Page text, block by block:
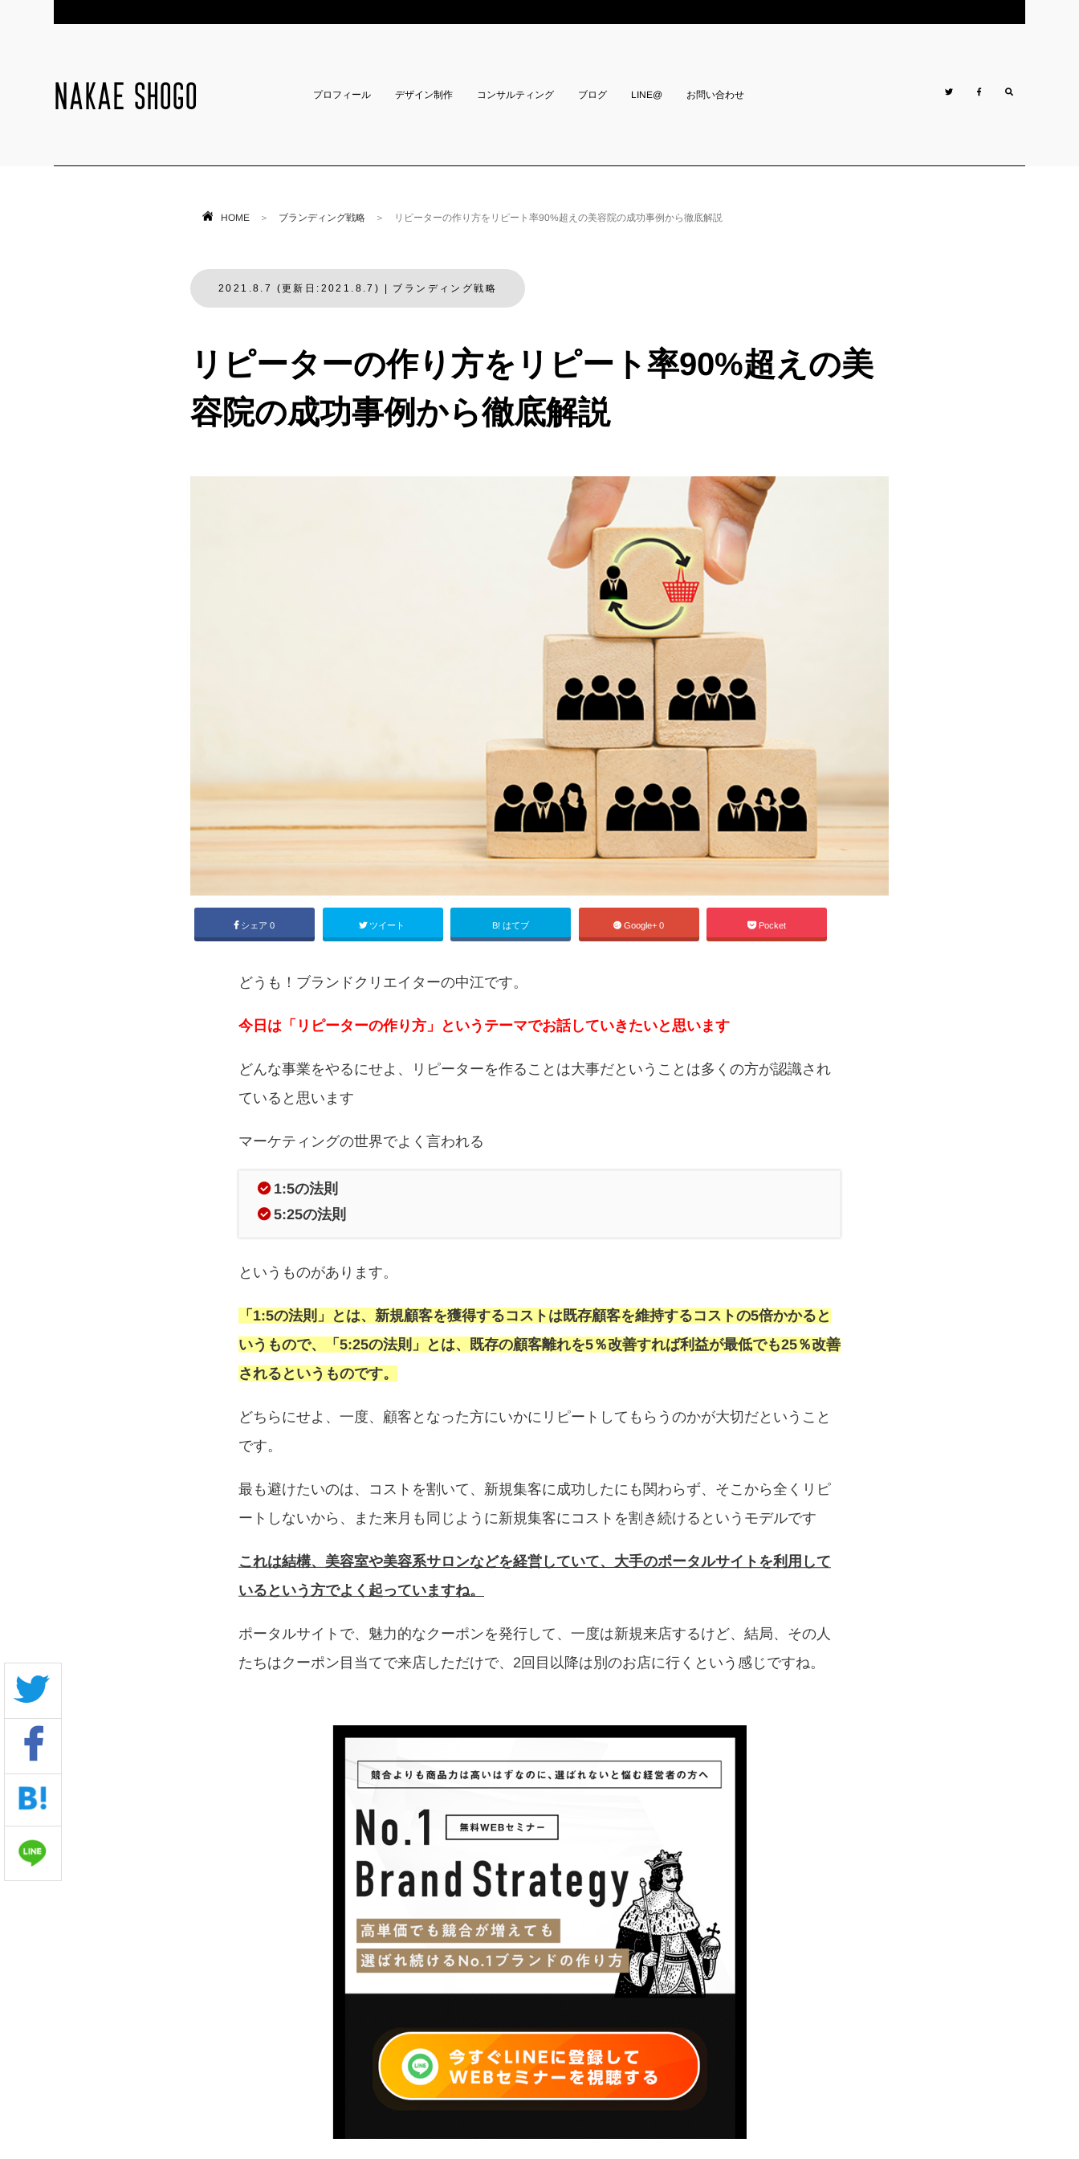
NAKAE SHOGO プロフィール デザイン制作 コンサルティング ブログ LINE@ お問い合わせ
HOME＞ ブランディング戦略＞ リピーターの作り方をリピート率90%超えの美容院の成功事例から徹底解説
2021.8.7 (更新日:2021.8.7) ブランディング戦略
リピーターの作り方をリピート率90%超えの美
容院の成功事例から徹底解説
シェア0 ツイート B! はてブ Google+0 Pocket
どうも！ブランドクリエイターの中江です。
今日は「リピーターの作り方」というテーマでお話していきたいと思います
どんな事業をやるにせよ、リピーターを作ることは大事だということは多くの方が認識され
ていると思います
マーケティングの世界でよく言われる
1:5の法則
5:25の法則
というものがあります。
「1:5の法則」とは、新規顧客を獲得するコストは既存顧客を維持するコストの5倍かかると
いうもので、「5:25の法則」とは、既存の顧客離れを5％改善すれば利益が最低でも25％改善
されるというものです。
どちらにせよ、一度、顧客となった方にいかにリピートしてもらうのかが大切だということ
です。
最も避けたいのは、コストを割いて、新規集客に成功したにも関わらず、そこから全くリピ
ートしないから、また来月も同じように新規集客にコストを割き続けるというモデルです
これは結構、美容室や美容系サロンなどを経営していて、大手のポータルサイトを利用して
いるという方でよく起っていますね。
ポータルサイトで、魅力的なクーポンを発行して、一度は新規来店するけど、結局、その人
たちはクーポン目当てで来店しただけで、2回目以降は別のお店に行くという感じですね。